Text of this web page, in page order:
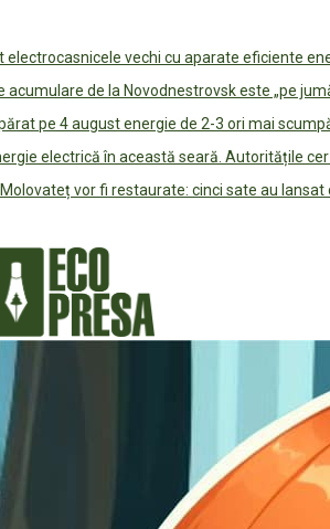
electrocasnicele vechi cu aparate eficiente
acumulare de la Novodnestrovsk este „pe
pe 4 august energie de 2-3 ori mai
electrică în această seară. Autoritățile
vor fi restaurate: cinci sate au